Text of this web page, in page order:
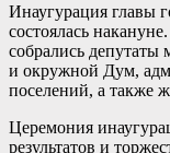
Инаугурация главы
состоялась
собрались депутаты
и окружной Дум,
поселений, а также
Церемония
результатов и